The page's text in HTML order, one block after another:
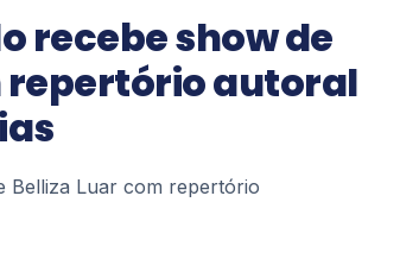
recebe show de
repertório autoral
Belliza Luar com repertório